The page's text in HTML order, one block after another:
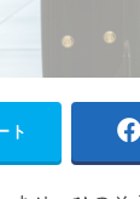
ト